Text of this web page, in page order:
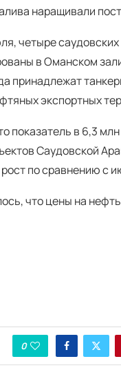
наращивали
четыре
в Оманском
принадлежат
экспортных
показатель в 6,3
Саудовской
по сравнению с
что цены на
0